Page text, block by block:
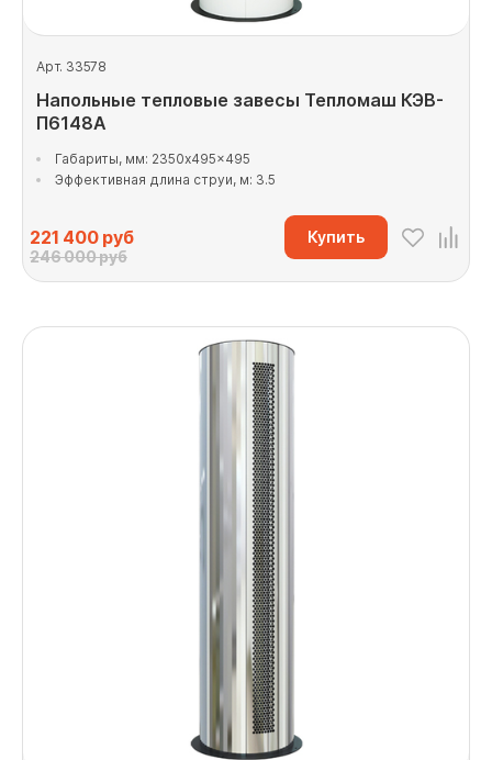
Арт. 33578
Напольные тепловые завесы Тепломаш КЭВ-
П6148А
Габариты, мм: 2350x495x495
Эффективная длина струи, м: 3.5
221 400руб
246 000 руб
Купить